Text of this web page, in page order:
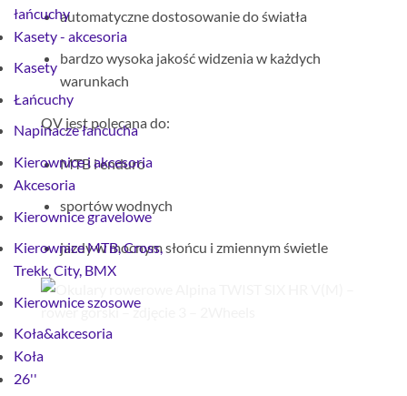
łańcuchy
Kasety - akcesoria
Kasety
Łańcuchy
Napinacze łańcucha
Kierownice i akcesoria
Akcesoria
Kierownice gravelowe
Kierownice MTB, Cross,
Trekk, City, BMX
Kierownice szosowe
Koła&akcesoria
Koła
26''
automatyczne dostosowanie do światła
bardzo wysoka jakość widzenia w każdych
warunkach
QV jest polecana do:
MTB i enduro
sportów wodnych
jazdy w mocnym słońcu i zmiennym świetle